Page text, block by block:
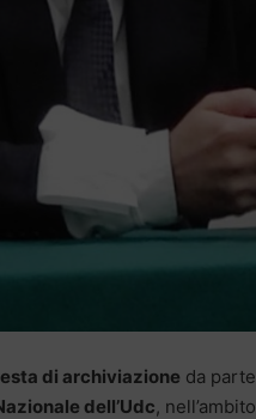
di archiviazione da parte
dell’Udc, nell’ambito